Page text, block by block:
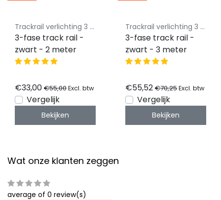
Trackrail verlichting 3 fase Luksus - Budget vriendelijke railverlichting
3-fase track rail -
zwart - 2 meter
€33,00 €55,00Excl. btw
Vergelijk
Bekijken
Trackrail verlichting 3 fase Luksus - Budget vriendelijke railverlichting
3-fase track rail -
zwart - 3 meter
€55,52 €70,25Excl. btw
Vergelijk
Bekijken
Wat onze klanten zeggen
average of 0 review(s)